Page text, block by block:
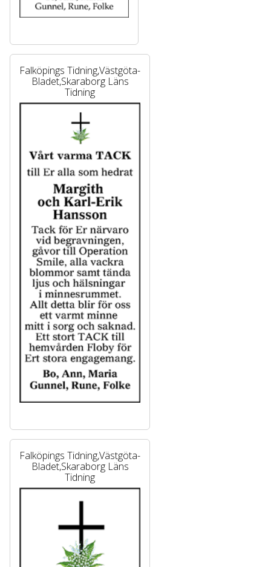
Falköpings Tidning,Västgöta-
Bladet,Skaraborg Läns
Tidning
Falköpings Tidning,Västgöta-
Bladet,Skaraborg Läns
Tidning